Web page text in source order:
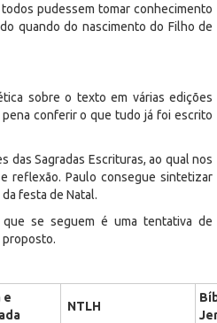
pudessem tomar conhecimento
quando do nascimento do Filho de
sobre o texto em várias edições
conferir o que tudo já foi escrito
das Sagradas Escrituras, ao qual nos
reflexão. Paulo consegue sintetizar
festa de Natal.
se seguem é uma tentativa de
e
NTLH